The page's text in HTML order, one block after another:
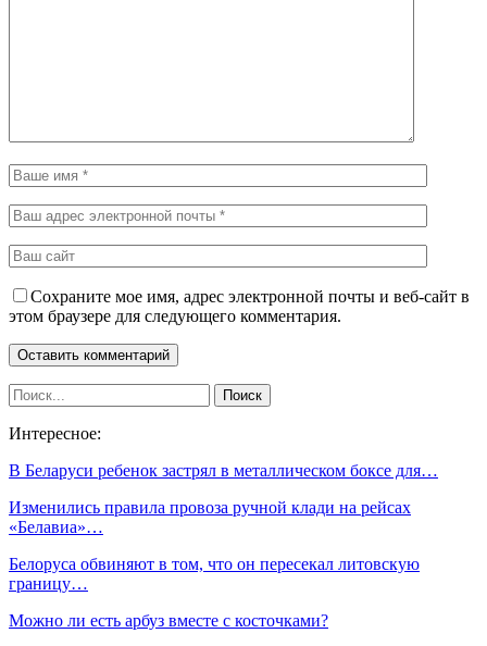
Сохраните мое имя, адрес электронной почты и веб-сайт в
этом браузере для следующего комментария.
Интересное:
В Беларуси ребенок застрял в металлическом боксе для…
Изменились правила провоза ручной клади на рейсах
«Белавиа»…
Белоруса обвиняют в том, что он пересекал литовскую
границу…
Можно ли есть арбуз вместе с косточками?